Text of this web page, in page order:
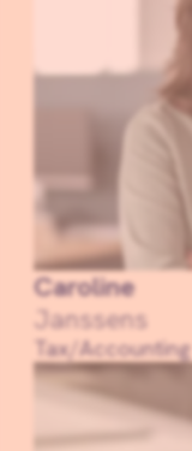
Caroline
Janssens
Tax/Accounting